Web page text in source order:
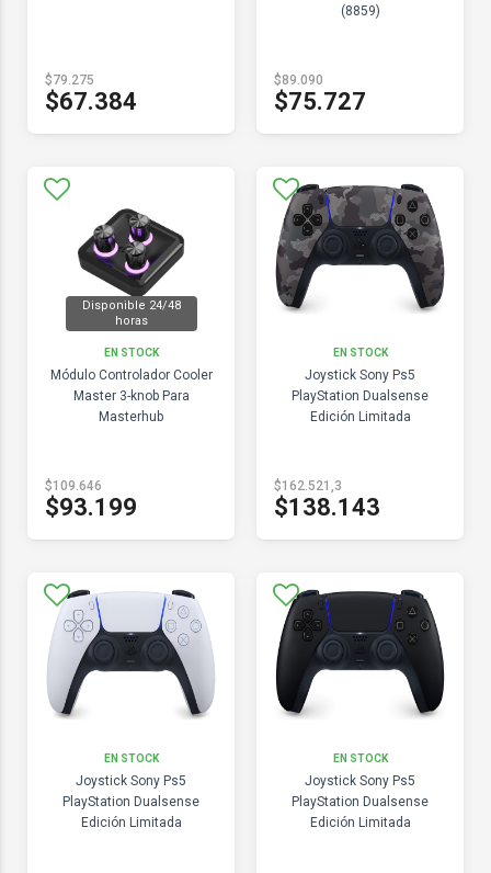
$79.275
$67.384
(8859)
$89.090
$75.727
Disponible 24/48
horas
EN STOCK
Módulo Controlador Cooler
Master 3-knob Para
Masterhub
$109.646
$93.199
EN STOCK
Joystick Sony Ps5
PlayStation Dualsense
Edición Limitada
$162.521,3
$138.143
EN STOCK
Joystick Sony Ps5
PlayStation Dualsense
Edición Limitada
EN STOCK
Joystick Sony Ps5
PlayStation Dualsense
Edición Limitada